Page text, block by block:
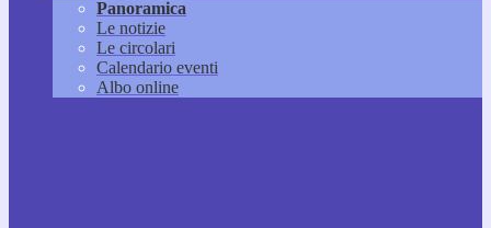
Panoramica
Le notizie
Le circolari
Calendario eventi
Albo online